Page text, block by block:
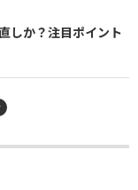
しか？注目ポイント